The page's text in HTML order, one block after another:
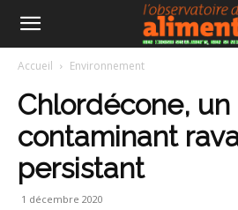
Accueil Environnement
Chlordécone, un
contaminant
persistant
1 décembre 2020